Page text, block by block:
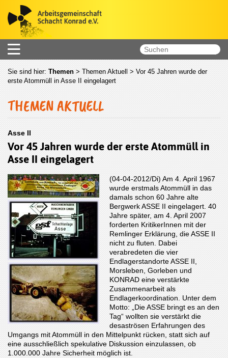
Sie sind hier: Themen > Themen Aktuell
> Vor 45 Jahren wurde der
erste Atommüll in Asse II eingelagert
THEMEN AKTUELL
Asse II
Vor 45 Jahren wurde der erste Atommüll in
Asse II eingelagert
(04-04-2012/Di) Am 4. April 1967
wurde erstmals Atommüll in das
damals schon 60 Jahre alte
Bergwerk ASSE II eingelagert. 40
Jahre später, am 4. April 2007
forderten KritikerInnen mit der
Remlinger Erklärung, die ASSE II
nicht zu fluten. Dabei
verabredeten die vier
Endlagerstandorte ASSE II,
Morsleben, Gorleben und
KONRAD eine verstärkte
Zusammenarbeit als
Endlagerkoordination. Unter dem
Motto: „Die ASSE bringt es an den
Tag“ wollten sie verstärkt die
desaströsen Erfahrungen des
Umgangs mit Atommüll in den Mittelpunkt rücken, statt sich auf
eine ausschließlich spekulative Diskussion einzulassen, ob
1.000.000 Jahre Sicherheit möglich ist.